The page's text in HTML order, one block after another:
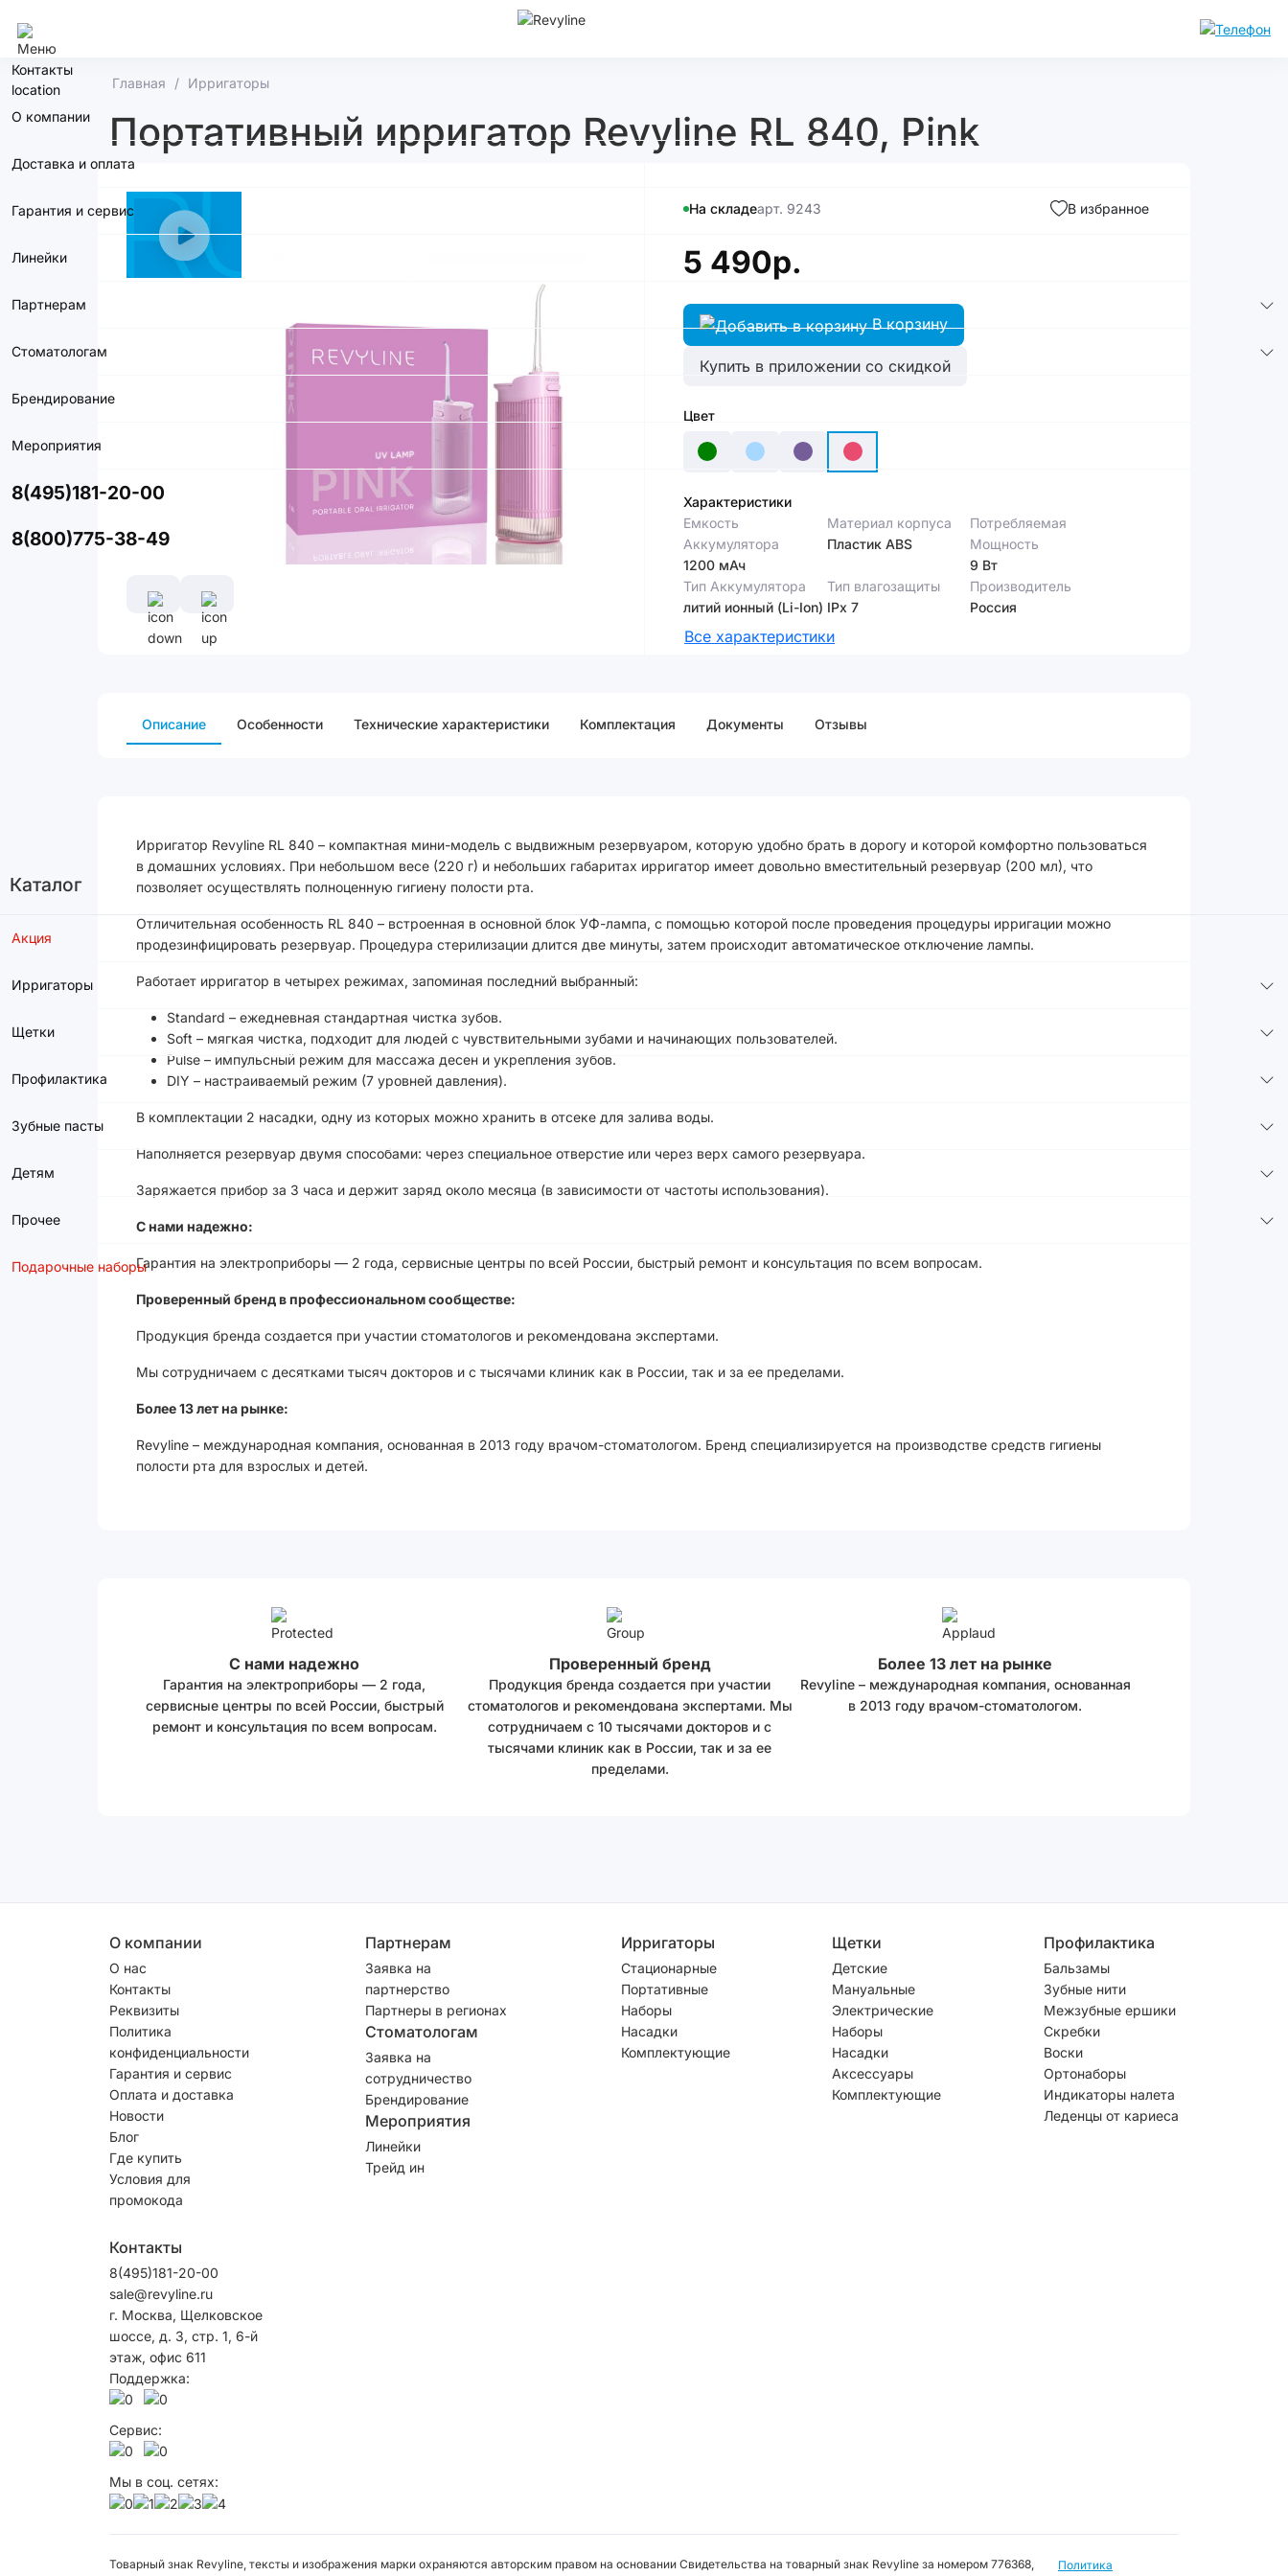
Контакты
О компании
Доставка и оплата
Гарантия и сервис
Линейки
Партнерам
Стоматологам
Брендирование
Мероприятия
8(495)181-20-00
8(800)775-38-49
Каталог
Акция
Ирригаторы
Щетки
Профилактика
Зубные пасты
Детям
Прочее
Подарочные наборы
Главная Ирригаторы
Портативный ирригатор Revyline RL 840, Pink
На складеарт. 9243 В избранное
5 490р.
В корзину
Купить в приложении со скидкой
Цвет
Характеристики
Емкость
Аккумулятора
1200 мАч
Материал корпуса
Пластик ABS
Потребляемая
Мощность
9 Вт
Тип Аккумулятора
литий ионный (Li-Ion)
Тип влагозащиты
IPx 7
Производитель
Россия
Все характеристики
Описание Особенности Технические характеристики Комплектация Документы Отзывы
Ирригатор Revyline RL 840 – компактная мини-модель с выдвижным резервуаром, которую удобно брать в дорогу и которой комфортно пользоваться
в домашних условиях. При небольшом весе (220 г) и небольших габаритах ирригатор имеет довольно вместительный резервуар (200 мл), что
позволяет осуществлять полноценную гигиену полости рта.
Отличительная особенность RL 840 – встроенная в основной блок УФ-лампа, с помощью которой после проведения процедуры ирригации можно
продезинфицировать резервуар. Процедура стерилизации длится две минуты, затем происходит автоматическое отключение лампы.
Работает ирригатор в четырех режимах, запоминая последний выбранный:
Standard – ежедневная стандартная чистка зубов.
Soft – мягкая чистка, подходит для людей с чувствительными зубами и начинающих пользователей.
Pulse – импульсный режим для массажа десен и укрепления зубов.
DIY – настраиваемый режим (7 уровней давления).
В комплектации 2 насадки, одну из которых можно хранить в отсеке для залива воды.
Наполняется резервуар двумя способами: через специальное отверстие или через верх самого резервуара.
Заряжается прибор за 3 часа и держит заряд около месяца (в зависимости от частоты использования).
С нами надежно:
Гарантия на электроприборы — 2 года, сервисные центры по всей России, быстрый ремонт и консультация по всем вопросам.
Проверенный бренд в профессиональном сообществе:
Продукция бренда создается при участии стоматологов и рекомендована экспертами.
Мы сотрудничаем с десятками тысяч докторов и с тысячами клиник как в России, так и за ее пределами.
Более 13 лет на рынке:
Revyline – международная компания, основанная в 2013 году врачом-стоматологом. Бренд специализируется на производстве средств гигиены
полости рта для взрослых и детей.
С нами надежно
Гарантия на электроприборы — 2 года,
сервисные центры по всей России, быстрый
ремонт и консультация по всем вопросам.
Проверенный бренд
Продукция бренда создается при участии
стоматологов и рекомендована экспертами. Мы
сотрудничаем с 10 тысячами докторов и с
тысячами клиник как в России, так и за ее
пределами.
Более 13 лет на рынке
Revyline – международная компания, основанная
в 2013 году врачом-стоматологом.
О компании
О нас
Контакты
Реквизиты
Политика
конфиденциальности
Гарантия и сервис
Оплата и доставка
Новости
Блог
Где купить
Условия для
промокода
Партнерам
Заявка на
партнерство
Партнеры в регионах
Стоматологам
Заявка на
сотрудничество
Брендирование
Мероприятия
Линейки
Трейд ин
Ирригаторы
Стационарные
Портативные
Наборы
Насадки
Комплектующие
Щетки
Детские
Мануальные
Электрические
Наборы
Насадки
Аксессуары
Комплектующие
Профилактика
Бальзамы
Зубные нити
Межзубные ершики
Скребки
Воски
Ортонаборы
Индикаторы налета
Леденцы от кариеса
Контакты
8(495)181-20-00
sale@revyline.ru
г. Москва, Щелковское
шоссе, д. 3, стр. 1, 6-й
этаж, офис 611
Поддержка:
Сервис:
Мы в соц. сетях:
Товарный знак Revyline, тексты и изображения марки охраняются авторским правом на основании Свидетельства на товарный знак Revyline за номером 776368, Политика